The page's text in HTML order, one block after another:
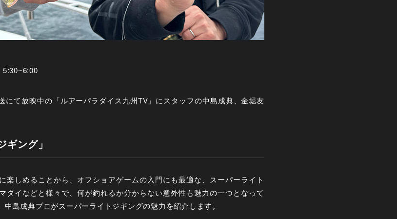
5:30~6:00
にて放映中の「ルアーパラダイス九州TV」にスタッフの中島成典、金堀友
ギング」
楽しめることから、オフショアゲームの入門にも最適な、スーパーライト
ダイなどと様々で、何が釣れるか分からない意外性も魅力の一つとなって
島成典プロがスーパーライトジギングの魅力を紹介します。